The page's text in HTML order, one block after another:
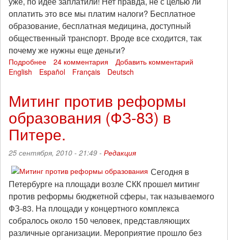
оплатить это все мы платим налоги? Бесплатное
образование, бесплатная медицина, доступный
общественный транспорт. Вроде все сходится, так
почему же нужны еще деньги?
Подробнее
Знания
товар!
24 комментария
Добавить комментарий
English
Español Français Deutsch
Митинг против реформы
образования (ФЗ-83) в
Питере.
25 сентября, 2010 - 21:49 - Редакция
Сегодня в
Петербурге на площади возле СКК прошел митинг
против реформы бюджетной сферы, так называемого
ФЗ-83. На площади у концертного комплекса
собралось около 150 человек, представляющих
различные организации. Мероприятие прошло без